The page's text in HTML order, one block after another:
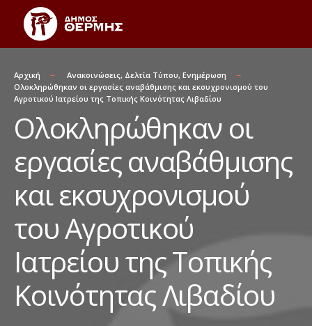
Αρχική Ανακοινώσεις, Δελτία Τύπου, Ενημέρωση
Ολοκληρώθηκαν οι εργασίες αναβάθμισης και εκσυχρονισμού του
Αγροτικού Ιατρείου της Τοπικής Κοινότητας Λιβαδίου
Ολοκληρώθηκαν οι
εργασίες αναβάθμισης
και εκσυχρονισμού
του Αγροτικού
Ιατρείου της Τοπικής
Κοινότητας Λιβαδίου